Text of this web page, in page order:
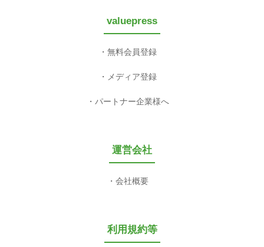
valuepress
無料会員登録
メディア登録
パートナー企業様へ
運営会社
会社概要
利用規約等